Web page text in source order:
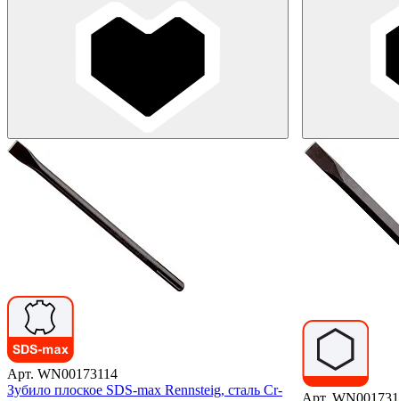
Арт. WN00173114
Зубило плоское SDS-max Rennsteig, сталь Cr-
Арт.